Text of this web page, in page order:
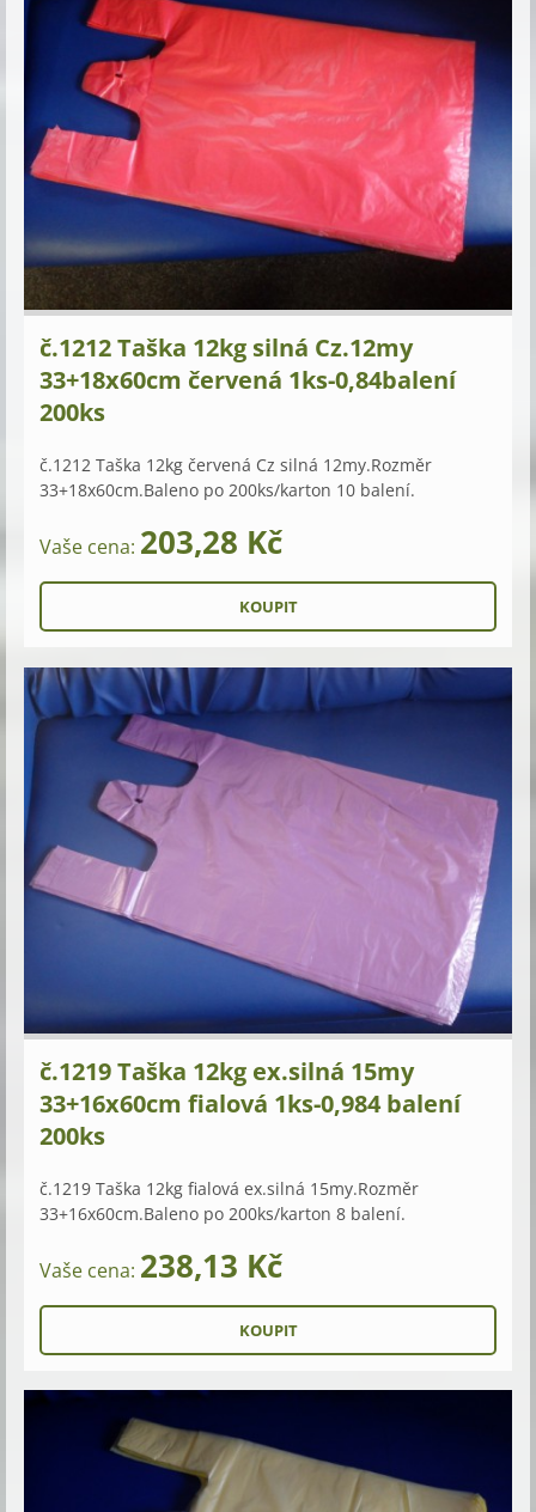
č.1212 Taška 12kg silná Cz.12my
33+18x60cm červená 1ks-0,84balení
200ks
č.1212 Taška 12kg červená Cz silná 12my.Rozměr
33+18x60cm.Baleno po 200ks/karton 10 balení.
Vaše cena: 203,28 Kč
č.1219 Taška 12kg ex.silná 15my
33+16x60cm fialová 1ks-0,984 balení
200ks
č.1219 Taška 12kg fialová ex.silná 15my.Rozměr
33+16x60cm.Baleno po 200ks/karton 8 balení.
Vaše cena: 238,13 Kč